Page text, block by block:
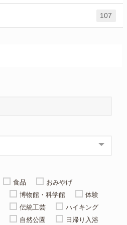
107
食品
おみやげ
博物館・科学館
体験
伝統工芸
ハイキング
自然公園 日帰り入浴